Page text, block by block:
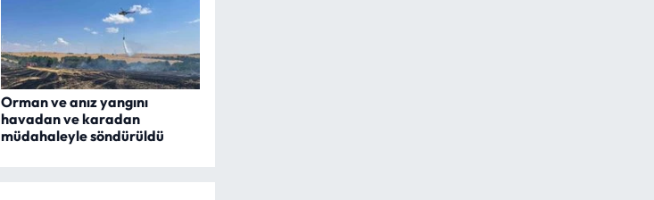
Orman ve anız yangını
havadan ve karadan
müdahaleyle söndürüldü